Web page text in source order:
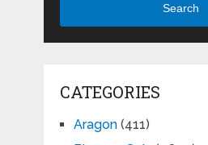
Search
CATEGORIES
Aragon(411)